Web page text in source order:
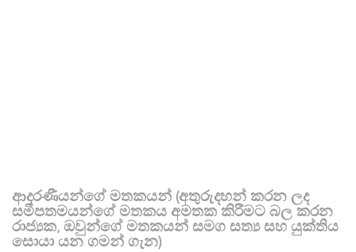
ආදරණීයන්ගේ මතකයන් (අතුරුදහන් කරන ලද
සමීපතමයන්ගේ මතකය අමතක කිරීමට බල කරන
රාජ්‍යක, ඔවුන්ගේ මතකයන් සමග සත්‍ය සහ යුක්තිය
සොයා යන ගමන් ගැන)